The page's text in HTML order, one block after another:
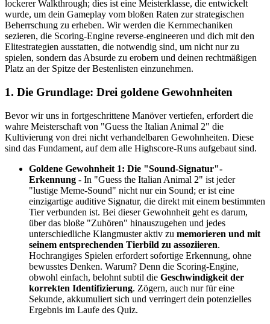
lockerer Walkthrough; dies ist eine Meisterklasse, die entwickelt
wurde, um dein Gameplay vom bloßen Raten zur strategischen
Beherrschung zu erheben. Wir werden die Kernmechaniken
sezieren, die Scoring-Engine reverse-engineeren und dich mit den
Elitestrategien ausstatten, die notwendig sind, um nicht nur zu
spielen, sondern das Absurde zu erobern und deinen rechtmäßigen
Platz an der Spitze der Bestenlisten einzunehmen.
1. Die Grundlage: Drei goldene Gewohnheiten
Bevor wir uns in fortgeschrittene Manöver vertiefen, erfordert die
wahre Meisterschaft von "Guess the Italian Animal 2" die
Kultivierung von drei nicht verhandelbaren Gewohnheiten. Diese
sind das Fundament, auf dem alle Highscore-Runs aufgebaut sind.
Goldene Gewohnheit 1: Die "Sound-Signatur"-
Erkennung - In "Guess the Italian Animal 2" ist jeder
"lustige Meme-Sound" nicht nur ein Sound; er ist eine
einzigartige auditive Signatur, die direkt mit einem bestimmten
Tier verbunden ist. Bei dieser Gewohnheit geht es darum,
über das bloße "Zuhören" hinauszugehen und jedes
unterschiedliche Klangmuster aktiv zu memorieren und mit
seinem entsprechenden Tierbild zu assoziieren.
Hochrangiges Spielen erfordert sofortige Erkennung, ohne
bewusstes Denken. Warum? Denn die Scoring-Engine,
obwohl einfach, belohnt subtil die Geschwindigkeit der
korrekten Identifizierung. Zögern, auch nur für eine
Sekunde, akkumuliert sich und verringert dein potenzielles
Ergebnis im Laufe des Quiz.